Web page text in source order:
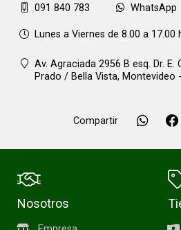
091 840 783 WhatsApp
Lunes a Viernes de 8.00 a 17.00
Av. Agraciada 2956 B esq. Dr. E.
Prado / Bella Vista, Montevideo
Compartir
Nosotros